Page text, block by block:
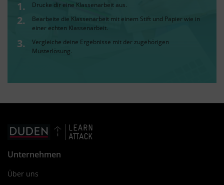
Drucke dir eine Klassenarbeit aus.
Bearbeite die Klassenarbeit mit einem Stift und Papier wie in
einer echten Klassenarbeit.
Vergleiche deine Ergebnisse mit der zugehörigen
Musterlösung.
Unternehmen
Über uns